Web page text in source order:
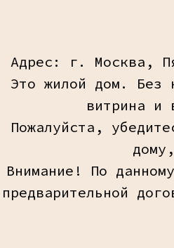
Адрес: г. Москва,
Это жилой дом. Без
витрина и
Пожалуйста,
Внимание! По
предварительной